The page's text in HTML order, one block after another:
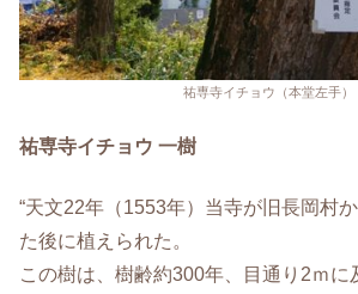
祐専寺イチョウ（本堂左手）
祐専寺イチョウ 一樹
“天文22年（1553年）当寺が旧長岡村
た後に植えられた。
この樹は、樹齢約300年、目通り2ｍに